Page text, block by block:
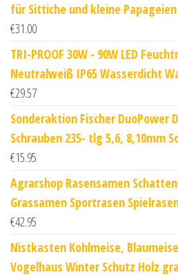
für Sittiche und kleine Papageien
€31.00
TRI-PROOF 30W - 90W LED
Neutralweiß IP65 Wasserdicht
€29.57
Sonderaktion Fischer DuoPower
Schrauben 235- tlg 5,6, 8,10mm
€15.95
Agrarshop Rasensamen
Grassamen Sportrasen
€42.95
Nistkasten Kohlmeise,
Vogelhaus Winter Schutz Holz